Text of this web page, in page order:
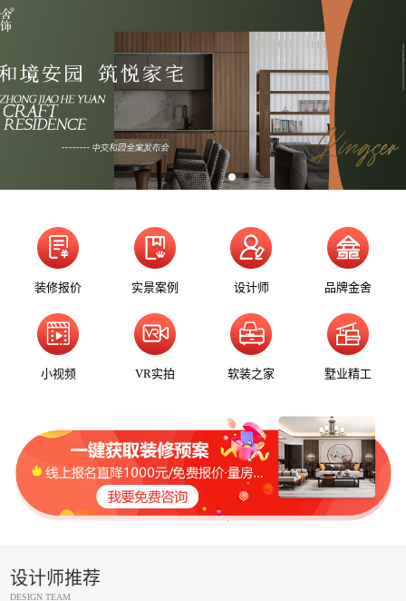
装修报价 实景案例 设计师 品牌金舍
小视频 VR实拍 软装之家 墅业精工
设计师推荐
DESIGN TEAM